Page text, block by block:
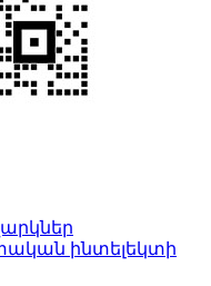
​​ինտելեկտի